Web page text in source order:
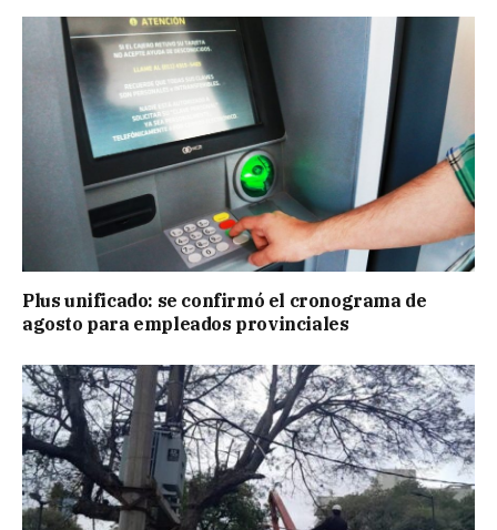
Plus unificado: se confirmó el cronograma de
agosto para empleados provinciales